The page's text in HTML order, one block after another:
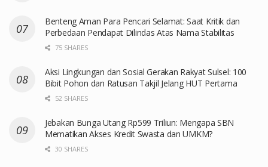
Benteng Aman Para Pencari Selamat: Saat Kritik dan
Perbedaan Pendapat Dilindas Atas Nama Stabilitas
75 SHARES
Aksi Lingkungan dan Sosial Gerakan Rakyat Sulsel: 100
Bibit Pohon dan Ratusan Takjil Jelang HUT Pertama
52 SHARES
Jebakan Bunga Utang Rp599 Triliun: Mengapa SBN
Mematikan Akses Kredit Swasta dan UMKM?
30 SHARES